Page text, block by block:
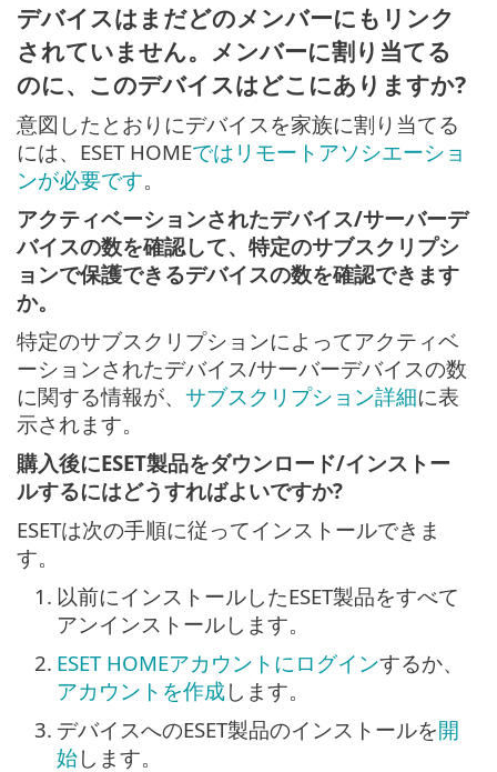
デバイスはまだどのメンバーにもリンク
されていません。メンバーに割り当てる
のに、このデバイスはどこにありますか?
意図したとおりにデバイスを家族に割り当てる
には、ESET HOMEではリモートアソシエーショ
ンが必要です。
アクティベーションされたデバイス/サーバーデ
バイスの数を確認して、特定のサブスクリプシ
ョンで保護できるデバイスの数を確認できます
か。
特定のサブスクリプションによってアクティベ
ーションされたデバイス/サーバーデバイスの数
に関する情報が、 サブスクリプション詳細に表
示されます。
購入後にESET製品をダウンロード/インストー
ルするにはどうすればよいですか?
ESETは次の手順に従ってインストールできま
す。
1. 以前にインストールしたESET製品をすべて
アンインストールします。
2. ESET HOMEアカウントにログインするか、
アカウントを作成します。
3. デバイスへのESET製品のインストールを開
始します。